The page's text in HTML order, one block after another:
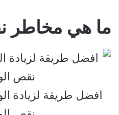
ما هي مخاطر
افضل طريقة لزيادة